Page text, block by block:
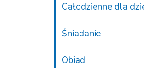
Całodzienne dla
Śniadanie
Obiad